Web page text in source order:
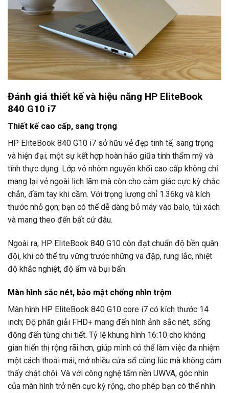
Đánh giá thiết kế và hiệu năng HP EliteBook
840 G10 i7
Thiết kế cao cấp, sang trọng
HP EliteBook 840 G10 i7 sở hữu vẻ đẹp tinh tế, sang trọng
và hiện đại; một sự kết hợp hoàn hảo giữa tính thẩm mỹ và
tính thực dụng. Lớp vỏ nhôm nguyên khối cao cấp không chỉ
mang lại vẻ ngoài lịch lãm mà còn cho cảm giác cực kỳ chắc
chắn, đầm tay khi cầm. Với trọng lượng chỉ 1.36kg và kích
thước nhỏ gọn; bạn có thể dễ dàng bỏ máy vào balo, túi xách
và mang theo đến bất cứ đâu.
Ngoài ra, HP EliteBook 840 G10 còn đạt chuẩn độ bền quân
đội, khi có thể trụ vững trước những va đập, rung lắc, nhiệt
độ khắc nghiệt, độ ẩm và bụi bẩn.
Màn hình sắc nét, bảo mật chống nhìn trộm
Màn hình HP EliteBook 840 G10 core i7 có kích thước 14
inch; Độ phân giải FHD+ mang đến hình ảnh sắc nét, sống
động đến từng chi tiết. Tỷ lệ khung hình 16:10 cho không
gian hiển thị rộng rãi hơn, giúp mình có thể làm việc đa nhiệm
một cách thoải mái, mở nhiều cửa sổ cùng lúc mà không cảm
thấy chật chội. Và với công nghệ tấm nền UWVA, góc nhìn
của màn hình trở nên cực kỳ rộng, cho phép bạn có thể nhìn